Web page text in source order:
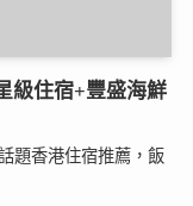
級住宿+豐盛海鮮
題香港住宿推薦，飯